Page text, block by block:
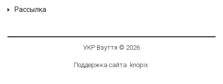
Рассылка
УКР Взуття © 2026
Поддержка сайта knopix